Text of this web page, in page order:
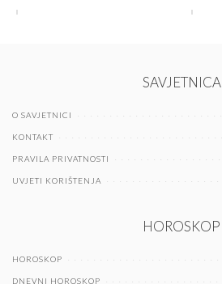
SAVJETNICA
O SAVJETNICI
KONTAKT
PRAVILA PRIVATNOSTI
UVJETI KORIŠTENJA
HOROSKOP
HOROSKOP
DNEVNI HOROSKOP